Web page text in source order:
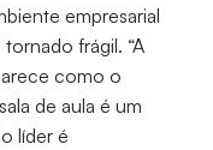
empresarial
frágil. “A
como o
de aula é um
líder é